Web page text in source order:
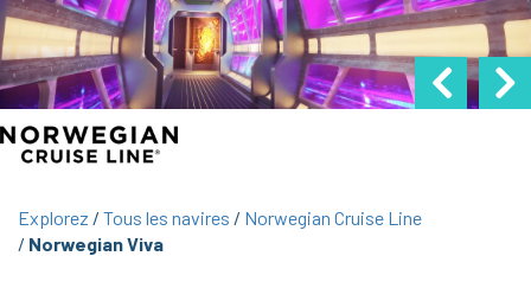
Explorez Tous les navires
Norwegian Cruise Line
Norwegian Viva